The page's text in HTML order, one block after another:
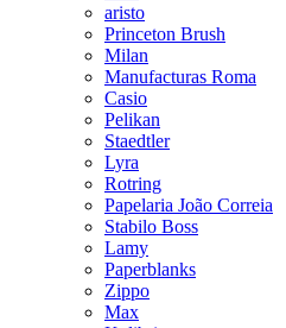
aristo
Princeton Brush
Milan
Manufacturas Roma
Casio
Pelikan
Staedtler
Lyra
Rotring
Papelaria João Correia
Stabilo Boss
Lamy
Paperblanks
Zippo
Max